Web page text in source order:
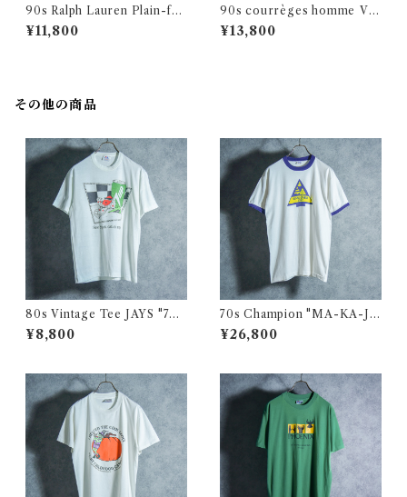
90s Ralph Lauren Plain-fro
nt Chino Trousers PHILIP
PANT Gray ラルフローレン
¥11,800
90s courrèges homme⁠ Vin
tage Slacks Wool Trousers
Made in Italy クレージュ オ
¥13,800
その他の商品
80s Vintage Tee JAYS "7U
P COOL SPOT" ヴィンテー
ジ Tシャツ クールスポット
¥8,800
70s Champion "MA-KA-JA
-WAN" Vintage Tee USA製
ヴィンテージ Tシャツ チャン
¥26,800